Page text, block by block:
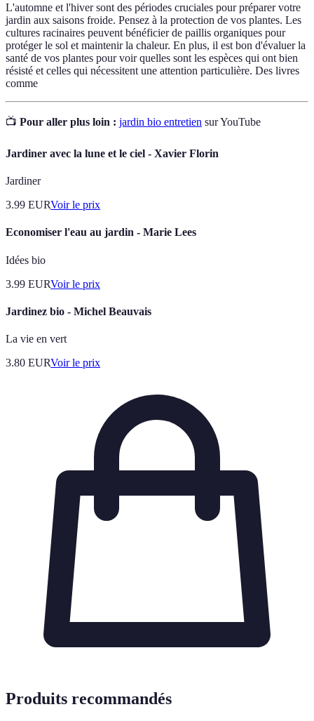
L'automne et l'hiver sont des périodes cruciales pour préparer votre
jardin aux saisons froide. Pensez à la protection de vos plantes. Les
cultures racinaires peuvent bénéficier de paillis organiques pour
protéger le sol et maintenir la chaleur. En plus, il est bon d'évaluer la
santé de vos plantes pour voir quelles sont les espèces qui ont bien
résisté et celles qui nécessitent une attention particulière. Des livres
comme
📺 Pour aller plus loin : jardin bio entretien sur YouTube
Jardiner avec la lune et le ciel - Xavier Florin
Jardiner
3.99 EURVoir le prix
Economiser l'eau au jardin - Marie Lees
Idées bio
3.99 EURVoir le prix
Jardinez bio - Michel Beauvais
La vie en vert
3.80 EURVoir le prix
Produits recommandés